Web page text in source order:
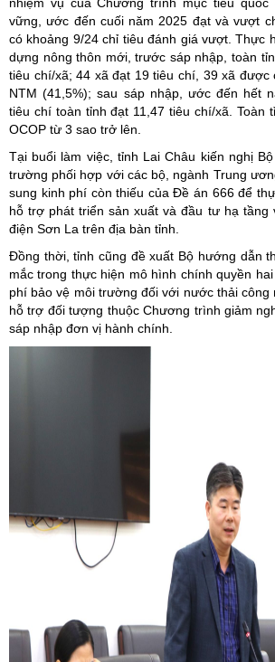
vững, ước đến cuối năm 2025 đạt và vượt
có khoảng 9/24 chỉ tiêu đánh giá vượt. Thực
dựng nông thôn mới, trước sáp nhập, toàn
tiêu chí/xã; 44 xã đạt 19 tiêu chí, 39 xã được
NTM (41,5%); sau sáp nhập, ước đến hết
tiêu chí toàn tỉnh đạt 11,47 tiêu chí/xã. Toàn
OCOP từ 3 sao trở lên.
Tại buổi làm việc, tỉnh Lai Châu kiến nghị
trường phối hợp với các bộ, ngành Trung
sung kinh phí còn thiếu của Đề án 666 để
hỗ trợ phát triển sản xuất và đầu tư hạ tầng
điện Sơn La trên địa bàn tỉnh.
Đồng thời, tỉnh cũng đề xuất Bộ hướng dẫn
mắc trong thực hiện mô hình chính quyền
phí bảo vệ môi trường đối với nước thải công
hỗ trợ đối tượng thuộc Chương trình giảm
sáp nhập đơn vị hành chính.